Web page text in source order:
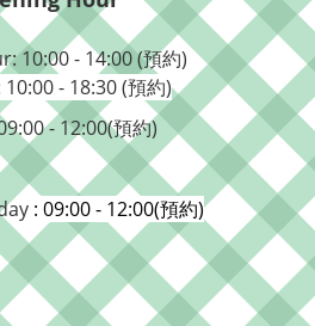
10:00 - 14:00 (預約)
10:00 - 18:30 (預約)
- 12:00(預約)
: 09:00 - 12:00(預約)